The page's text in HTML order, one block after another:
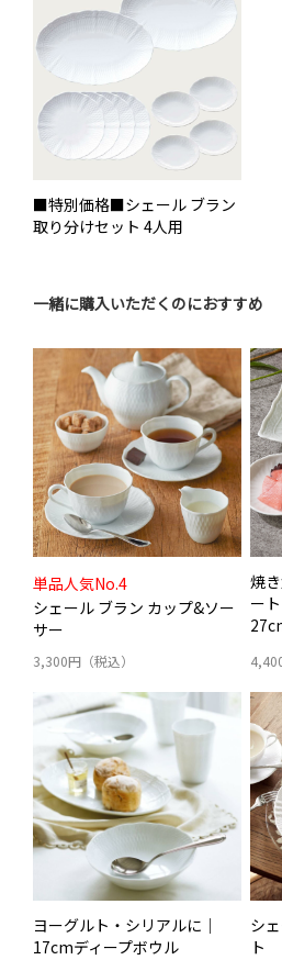
■特別価格■シェール ブラン
取り分けセット 4人用
一緒に購入いただくのにおすすめ
単品人気No.4
シェール ブラン カップ&ソー
サー
3,300円（税込）
焼
ー
ヨーグルト・シリアルに｜
17cmディープボウル
シ
ト